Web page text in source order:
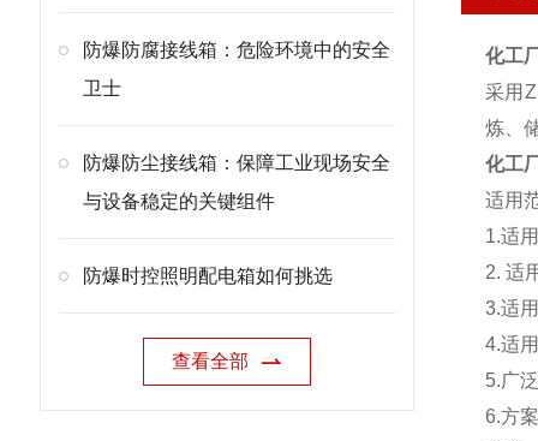
防爆防腐接线箱：危险环境中的安全
卫士
防爆防尘接线箱：保障工业现场安全
与设备稳定的关键组件
防爆时控照明配电箱如何挑选
查看全部
化工
采用
炼、
化工
适用
1.适
2. 适
3.适
4.适
5.广
6.方